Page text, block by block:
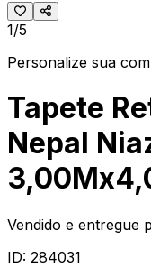
1/5
Personalize sua
Tapete
Nepal
Vendido e entregue
ID: 284031